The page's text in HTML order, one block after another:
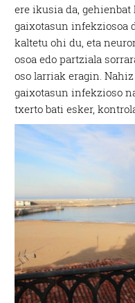
ere ikusia da,
gaixotasun infekziosoa
kaltetu ohi du, eta
osoa edo partziala
oso larriak eragin.
gaixotasun infekzioso
txerto bati esker,